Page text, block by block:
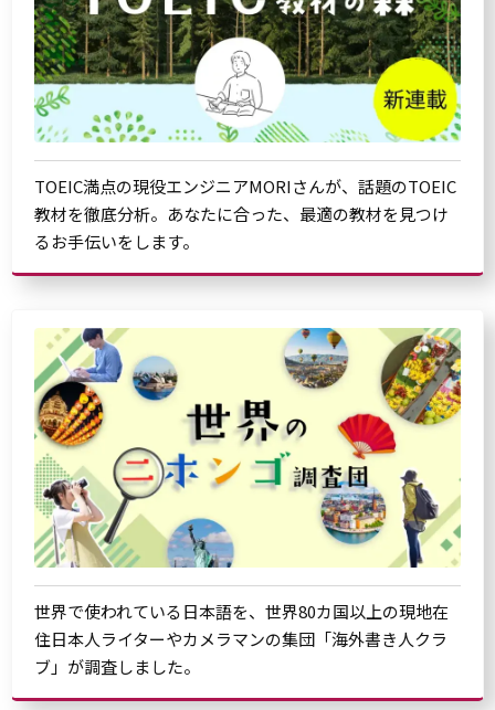
TOEIC満点の現役エンジニアMORIさんが、話題のTOEIC
教材を徹底分析。あなたに合った、最適の教材を見つけ
るお手伝いをします。
世界で使われている日本語を、世界80カ国以上の現地在
住日本人ライターやカメラマンの集団「海外書き人クラ
ブ」が調査しました。